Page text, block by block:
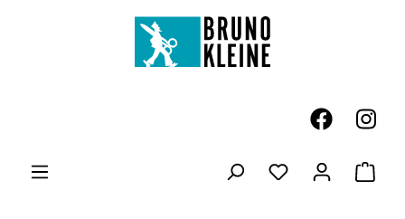
Zum Hauptinhalt springen
Du hast 0